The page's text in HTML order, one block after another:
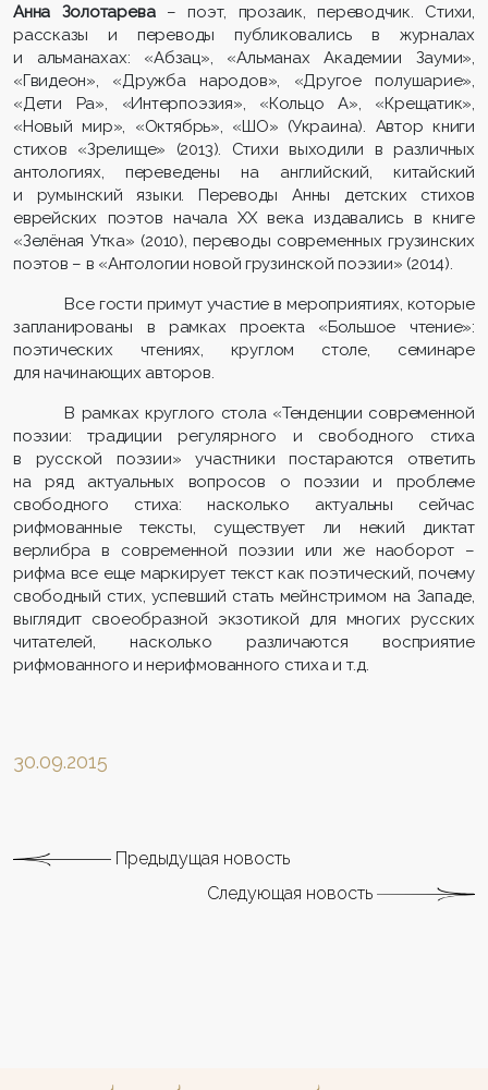
Анна Золотарева– поэт, прозаик, переводчик. Стихи,
рассказы и переводы публиковались в журналах
и альманахах: «Абзац», «Альманах Академии Зауми»,
«Гвидеон», «Дружба народов», «Другое полушарие»,
«Дети Ра», «Интерпоэзия», «Кольцо А», «Крещатик»,
«Новый мир», «Октябрь», «ШО» (Украина). Автор книги
стихов «Зрелище» (2013). Стихи выходили в различных
антологиях, переведены на английский, китайский
и румынский языки. Переводы Анны детских стихов
еврейских поэтов начала XX века издавались в книге
«Зелёная Утка» (2010), переводы современных грузинских
поэтов – в «Антологии новой грузинской поэзии» (2014).
Все гости примут участие в мероприятиях, которые
запланированы в рамках проекта «Большое чтение»:
поэтических чтениях, круглом столе, семинаре
для начинающих авторов.
В рамках круглого стола «Тенденции современной
поэзии: традиции регулярного и свободного стиха
в русской поэзии» участники постараются ответить
на ряд актуальных вопросов о поэзии и проблеме
свободного стиха: насколько актуальны сейчас
рифмованные тексты, существует ли некий диктат
верлибра в современной поэзии или же наоборот –
рифма все еще маркирует текст как поэтический, почему
свободный стих, успевший стать мейнстримом на Западе,
выглядит своеобразной экзотикой для многих русских
читателей, насколько различаются восприятие
рифмованного и нерифмованного стиха и т.д.
30.09.2015
Предыдущая новость
Следующая новость